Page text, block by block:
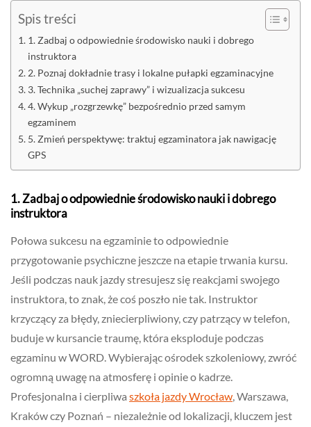
Spis treści
1. Zadbaj o odpowiednie środowisko nauki i dobrego
instruktora
2. Poznaj dokładnie trasy i lokalne pułapki egzaminacyjne
3. Technika „suchej zaprawy” i wizualizacja sukcesu
4. Wykup „rozgrzewkę” bezpośrednio przed samym
egzaminem
5. Zmień perspektywę: traktuj egzaminatora jak nawigację
GPS
1. Zadbaj o odpowiednie środowisko nauki i dobrego
instruktora
Połowa sukcesu na egzaminie to odpowiednie
przygotowanie psychiczne jeszcze na etapie trwania kursu.
Jeśli podczas nauk jazdy stresujesz się reakcjami swojego
instruktora, to znak, że coś poszło nie tak. Instruktor
krzyczący za błędy, zniecierpliwiony, czy patrzący w telefon,
buduje w kursancie traumę, która eksploduje podczas
egzaminu w WORD. Wybierając ośrodek szkoleniowy, zwróć
ogromną uwagę na atmosferę i opinie o kadrze.
Profesjonalna i cierpliwa szkoła jazdy Wrocław , Warszawa,
Kraków czy Poznań – niezależnie od lokalizacji, kluczem jest